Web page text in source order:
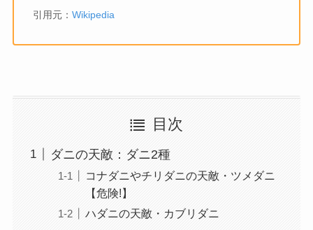
引用元： Wikipedia
目次
ダニの天敵：ダニ2種
コナダニやチリダニの天敵・ツメダニ
【危険!】
ハダニの天敵・カブリダニ